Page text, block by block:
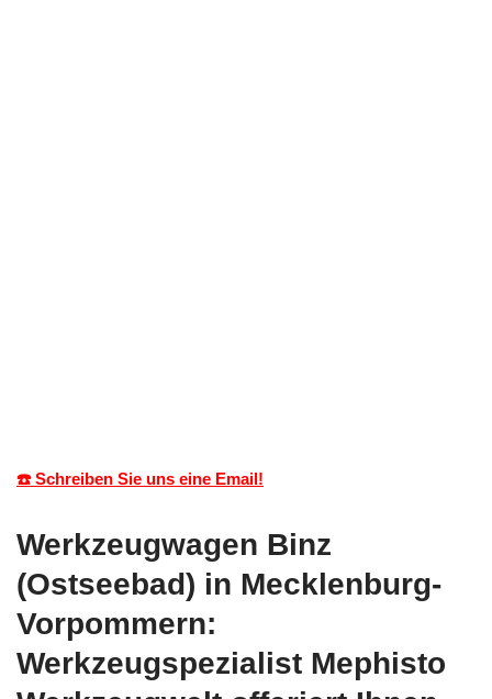
☎️ Schreiben Sie uns eine Email!
Werkzeugwagen Binz
(Ostseebad) in Mecklenburg-
Vorpommern:
Werkzeugspezialist Mephisto